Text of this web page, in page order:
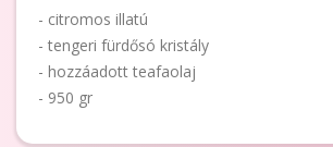
- citromos illatú
- tengeri fürdősó kristály
- hozzáadott teafaolaj
- 950 gr